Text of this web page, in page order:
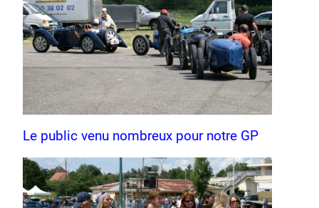
Le public venu nombreux pour notre GP